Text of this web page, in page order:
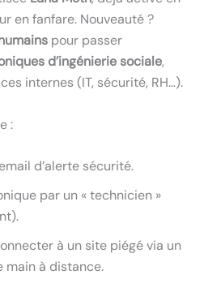
en fanfare. Nouveauté ?
pour passer
d’ingénierie sociale,
internes (IT, sécurité, RH…).
:
d’alerte sécurité.
par un « technicien »
à un site piégé via un
main à distance.